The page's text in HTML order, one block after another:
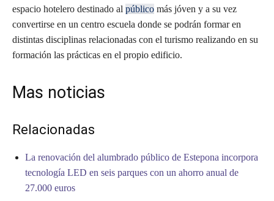
espacio hotelero destinado al público más jóven y a su vez
convertirse en un centro escuela donde se podrán formar en
distintas disciplinas relacionadas con el turismo realizando en su
formación las prácticas en el propio edificio.
Mas noticias
Relacionadas
La renovación del alumbrado público de Estepona incorpora
tecnología LED en seis parques con un ahorro anual de
27.000 euros